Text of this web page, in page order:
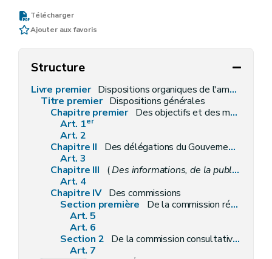
Télécharger
Ajouter aux favoris
Structure
Livre premier Dispositions organiques de l'aménagement du territoire et de l'urbanisme
Titre premier Dispositions générales
Chapitre premier Des objectifs et des moyens
Art. 1er
Art. 2
Chapitre II
Des délégations du Gouvernement
Art. 3
Chapitre III
(Des informations, de la publicité, des enquêtes publiques et des consultations
Art. 4
Chapitre IV Des commissions
Section première
De la commission régionale de l'aménagement du territoire
Art. 5
Art. 6
Section 2 De la commission consultative communale d'aménagement du territoire
Art. 7